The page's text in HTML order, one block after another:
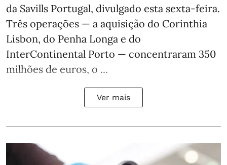
da Savills Portugal, divulgado esta sexta-feira.
Três operações — a aquisição do Corinthia
Lisbon, do Penha Longa e do
InterContinental Porto — concentraram 350
milhões de euros, o ...
Ver mais